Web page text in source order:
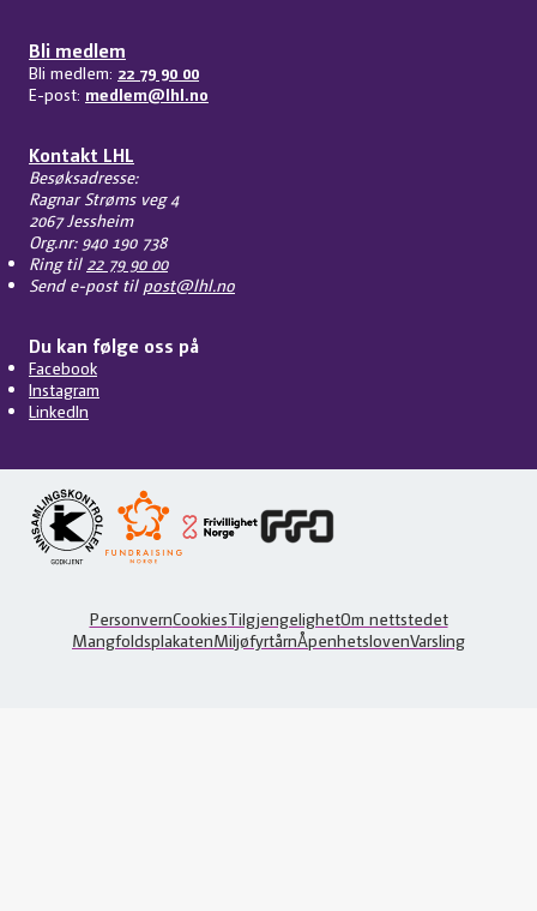
Bli medlem
Bli medlem: 22 79 90 00
E-post: medlem@lhl.no
Kontakt LHL
Besøksadresse:
Ragnar Strøms veg 4
2067 Jessheim
Org.nr: 940 190 738
Ring til 22 79 90 00
Send e-post til post@lhl.no
Du kan følge oss på
Facebook
Instagram
LinkedIn
PersonvernCookiesTilgjengelighetOm nettstedet
MangfoldsplakatenMiljøfyrtårnÅpenhetslovenVarsling